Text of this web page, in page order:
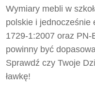
Wymiary mebli w
polskie i jednocześnie
1729-1:2007 oraz
powinny być
Sprawdź czy Twoje
ławkę!